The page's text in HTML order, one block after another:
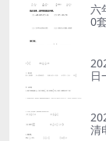
六
0
日
清